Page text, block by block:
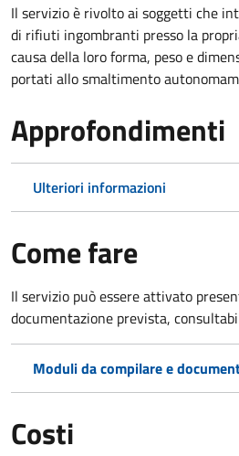
Il servizio è rivolto ai soggetti che
di rifiuti ingombranti presso la
causa della loro forma, peso e
portati allo smaltimento
Approfondimenti
Ulteriori informazioni
Come fare
Il servizio può essere attivato
documentazione prevista,
Moduli da compilare e
Costi